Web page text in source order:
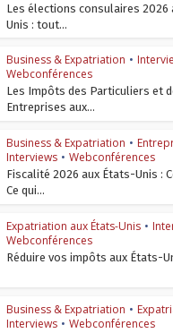
Les élections consulaires 2026
Unis : tout...
Business & Expatriation •
Webconférences
Les Impôts des Particuliers et
Entreprises aux...
Business & Expatriation •
Interviews • Webconférences
Fiscalité 2026 aux États-Unis :
Ce qui...
Expatriation aux États-Unis •
Webconférences
Réduire vos impôts aux États-
Business & Expatriation •
Interviews • Webconférences